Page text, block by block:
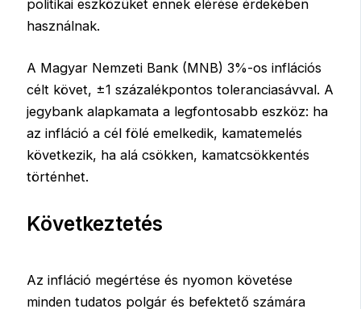
politikai eszközüket ennek elérése érdekében
használnak.
A Magyar Nemzeti Bank (MNB) 3%-os inflációs
célt követ, ±1 százalékpontos toleranciasávval. A
jegybank alapkamata a legfontosabb eszköz: ha
az infláció a cél fölé emelkedik, kamatemelés
következik, ha alá csökken, kamatcsökkentés
történhet.
Következtetés
Az infláció megértése és nyomon követése
minden tudatos polgár és befektető számára